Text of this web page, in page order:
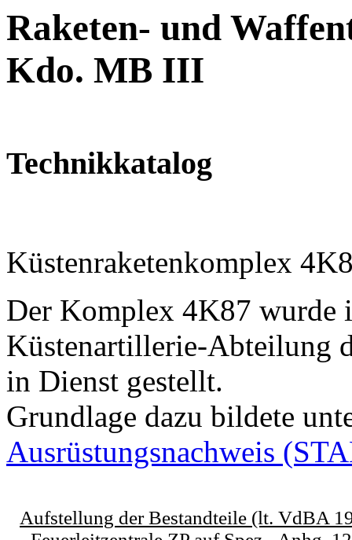
Raketen- und
Kdo. MB III
Technikkatalog
Küstenraketenkomplex
Der Komplex 4K87 wurde
Küstenartillerie-Abteilung
in Dienst gestellt.
Grundlage dazu bildete
Ausrüstungsnachweis
Aufstellung der Bestandteile (lt. VdBA